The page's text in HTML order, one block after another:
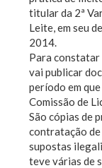
titular da 2ª
Leite, em seu
2014.
Para constatar
vai publicar
período em
Comissão de
São cópias de
contratação de
supostas
teve várias de